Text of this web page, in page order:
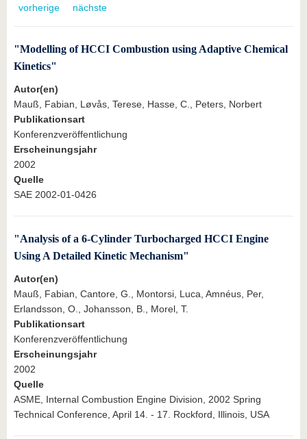
vorherige nächste
"Modelling of HCCI Combustion using Adaptive Chemical
Kinetics"
Autor(en)
Mauß, Fabian, Løvås, Terese, Hasse, C., Peters, Norbert
Publikationsart
Konferenzveröffentlichung
Erscheinungsjahr
2002
Quelle
SAE 2002-01-0426
"Analysis of a 6-Cylinder Turbocharged HCCI Engine
Using A Detailed Kinetic Mechanism"
Autor(en)
Mauß, Fabian, Cantore, G., Montorsi, Luca, Amnéus, Per,
Erlandsson, O., Johansson, B., Morel, T.
Publikationsart
Konferenzveröffentlichung
Erscheinungsjahr
2002
Quelle
ASME, Internal Combustion Engine Division, 2002 Spring
Technical Conference, April 14. - 17. Rockford, Illinois, USA